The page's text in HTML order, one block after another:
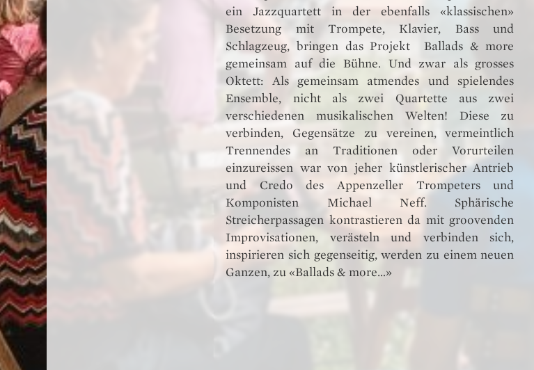
ein Jazzquartett in der ebenfalls «klassischen»
Besetzung mit Trompete, Klavier, Bass und
Schlagzeug, bringen das Projekt Ballads & more
gemeinsam auf die Bühne. Und zwar als grosses
Oktett: Als gemeinsam atmendes und spielendes
Ensemble, nicht als zwei Quartette aus zwei
verschiedenen musikalischen Welten! Diese zu
verbinden, Gegensätze zu vereinen, vermeintlich
Trennendes an Traditionen oder Vorurteilen
einzureissen war von jeher künstlerischer Antrieb
und Credo des Appenzeller Trompeters und
Komponisten Michael Neff. Sphärische
Streicherpassagen kontrastieren da mit groovenden
Improvisationen, verästeln und verbinden sich,
inspirieren sich gegenseitig, werden zu einem neuen
Ganzen, zu «Ballads & more…»